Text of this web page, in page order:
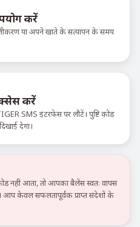
करें
या अपने खाते के सत्यापन के समय
करें
SMS इंटरफ़ेस पर लौटें। पुष्टि कोड
देगा।
नहीं आता, तो आपका बैलेंस स्वतः वापस
आप केवल सफलतापूर्वक प्राप्त संदेशों के